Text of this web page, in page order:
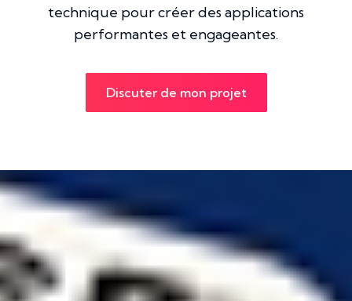
technique pour créer des applications
performantes et engageantes.
Discuter de mon projet